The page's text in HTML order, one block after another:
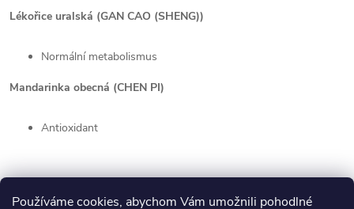
Používáme cookies, abychom Vám umožnili pohodlné
Lékořice uralská (GAN CAO (SHENG))
Normální metabolismus
Mandarinka obecná (CHEN PI)
Antioxidant